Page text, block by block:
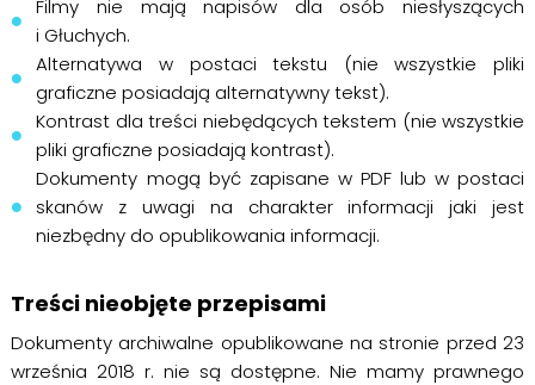
Filmy nie mają napisów dla osób niesłyszących
i Głuchych.
Alternatywa w postaci tekstu (nie wszystkie pliki
graficzne posiadają alternatywny tekst).
Kontrast dla treści niebędących tekstem (nie wszystkie
pliki graficzne posiadają kontrast).
Dokumenty mogą być zapisane w PDF lub w postaci
skanów z uwagi na charakter informacji jaki jest
niezbędny do opublikowania informacji.
Treści nieobjęte przepisami
Dokumenty archiwalne opublikowane na stronie przed 23
września 2018 r. nie są dostępne. Nie mamy prawnego